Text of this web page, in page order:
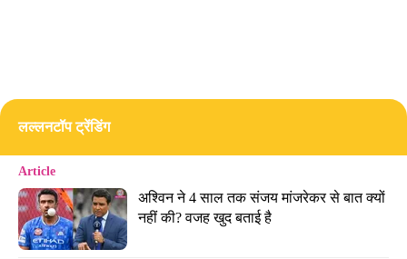
लल्लनटॉप ट्रेंडिंग
Article
अश्विन ने 4 साल तक संजय मांजरेकर से बात क्यों
नहीं की? वजह खुद बताई है